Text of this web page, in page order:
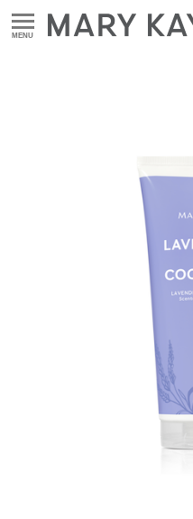
MENU